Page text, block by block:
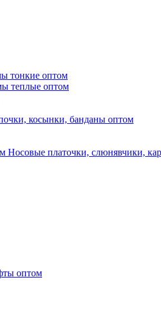
тонкие оптом
теплые оптом
косынки, банданы оптом
Носовые платочки, слюнявчики,
оптом